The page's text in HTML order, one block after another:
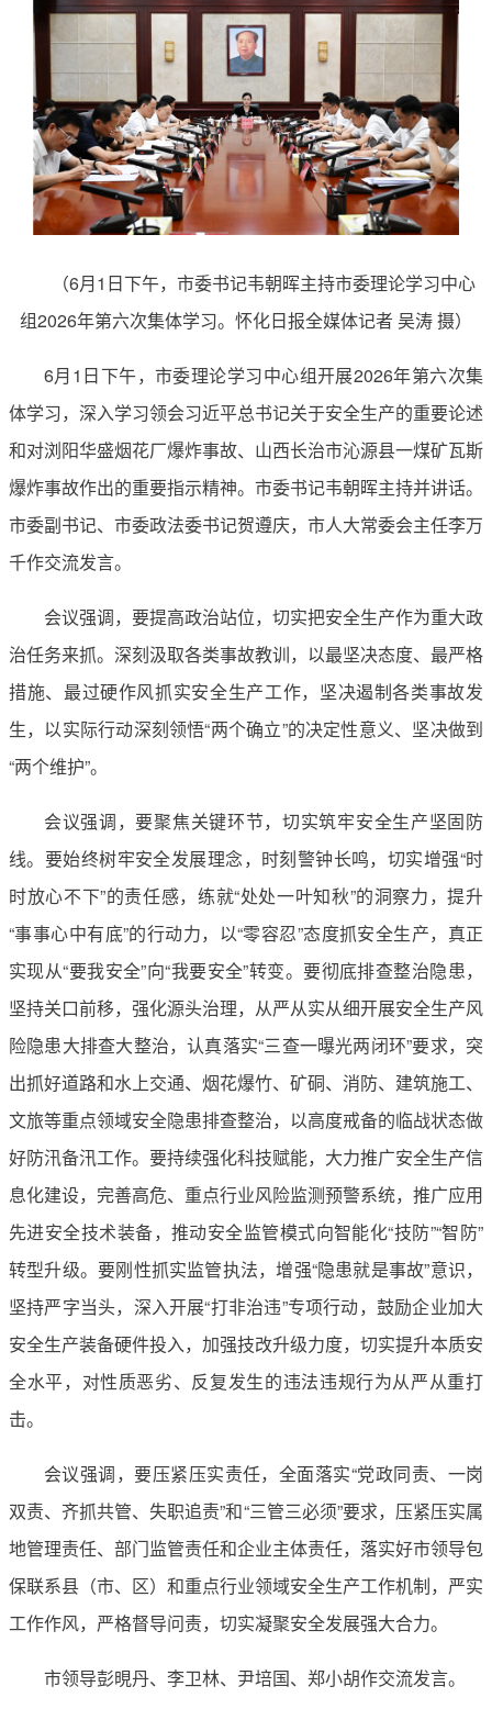
（6月1日下午，市委书记韦朝晖主持市委理论学习中心
组2026年第六次集体学习。怀化日报全媒体记者 吴涛 摄）
6月1日下午，市委理论学习中心组开展2026年第六次集
体学习，深入学习领会习近平总书记关于安全生产的重要论述
和对浏阳华盛烟花厂爆炸事故、山西长治市沁源县一煤矿瓦斯
爆炸事故作出的重要指示精神。市委书记韦朝晖主持并讲话。
市委副书记、市委政法委书记贺遵庆，市人大常委会主任李万
千作交流发言。
会议强调，要提高政治站位，切实把安全生产作为重大政
治任务来抓。深刻汲取各类事故教训，以最坚决态度、最严格
措施、最过硬作风抓实安全生产工作，坚决遏制各类事故发
生，以实际行动深刻领悟“两个确立”的决定性意义、坚决做到
“两个维护”。
会议强调，要聚焦关键环节，切实筑牢安全生产坚固防
线。要始终树牢安全发展理念，时刻警钟长鸣，切实增强“时
时放心不下”的责任感，练就“处处一叶知秋”的洞察力，提升
“事事心中有底”的行动力，以“零容忍”态度抓安全生产，真正
实现从“要我安全”向“我要安全”转变。要彻底排查整治隐患，
坚持关口前移，强化源头治理，从严从实从细开展安全生产风
险隐患大排查大整治，认真落实“三查一曝光两闭环”要求，突
出抓好道路和水上交通、烟花爆竹、矿硐、消防、建筑施工、
文旅等重点领域安全隐患排查整治，以高度戒备的临战状态做
好防汛备汛工作。要持续强化科技赋能，大力推广安全生产信
息化建设，完善高危、重点行业风险监测预警系统，推广应用
先进安全技术装备，推动安全监管模式向智能化“技防”“智防”
转型升级。要刚性抓实监管执法，增强“隐患就是事故”意识，
坚持严字当头，深入开展“打非治违”专项行动，鼓励企业加大
安全生产装备硬件投入，加强技改升级力度，切实提升本质安
全水平，对性质恶劣、反复发生的违法违规行为从严从重打
击。
会议强调，要压紧压实责任，全面落实“党政同责、一岗
双责、齐抓共管、失职追责”和“三管三必须”要求，压紧压实属
地管理责任、部门监管责任和企业主体责任，落实好市领导包
保联系县（市、区）和重点行业领域安全生产工作机制，严实
工作作风，严格督导问责，切实凝聚安全发展强大合力。
市领导彭晛丹、李卫林、尹培国、郑小胡作交流发言。